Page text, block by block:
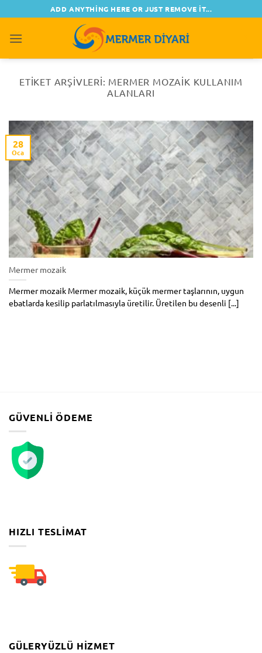
atla
ADD ANYTHING HERE OR JUST REMOVE IT...
ETIKET ARŞIVLERI: MERMER MOZAIK KULLANIM
ALANLARI
Mermer mozaik
Mermer mozaik Mermer mozaik, küçük mermer taşlarının, uygun
ebatlarda kesilip parlatılmasıyla üretilir. Üretilen bu desenli [...]
28
Oca
GÜVENLI ÖDEME
HIZLI TESLIMAT
GÜLERYÜZLÜ HIZMET